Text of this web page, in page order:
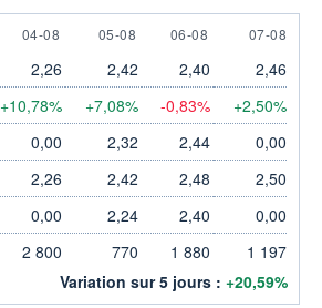
4 AUGUST
04-08 5 AUGUST
05-08 6 AUGUST
06-08 7 AUGUST
07-08
2,26 2,42 2,40 2,46
+10,78% +7,08% -0,83% +2,50%
0,00 2,32 2,44 0,00
2,26 2,42 2,48 2,50
0,00 2,24 2,40 0,00
2 800 770 1 880
1 197
Variation sur 5 jours : +20,59%